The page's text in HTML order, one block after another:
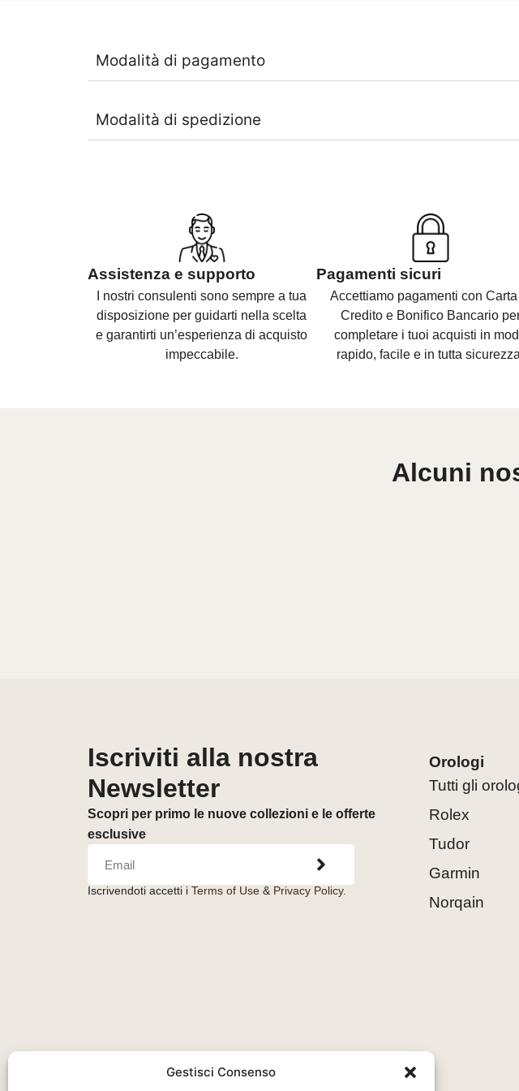
Gestisci Consenso
Modalità di pagamento
Modalità di spedizione
Assistenza e supporto
I nostri consulenti sonosempre a tua
disposizione per guidarti nella scelta
egarantirti un’esperienza di acquisto
impeccabile.
Pagamenti sicuri
Accettiamo pagamenti con
Credito e Bonifico Bancario
completare i tuoi acquisti in
rapido, facile e in tutta
Alcuni
Iscriviti alla nostra
Newsletter
Scopri per primo le nuove collezioni e le offerte
esclusive
Iscrivendoti accetti i Terms of Use& Privacy Policy.
Orologi
Tutti gli
Rolex
Tudor
Garmin
Norqain
Orologeria del Pianello S.r.l.